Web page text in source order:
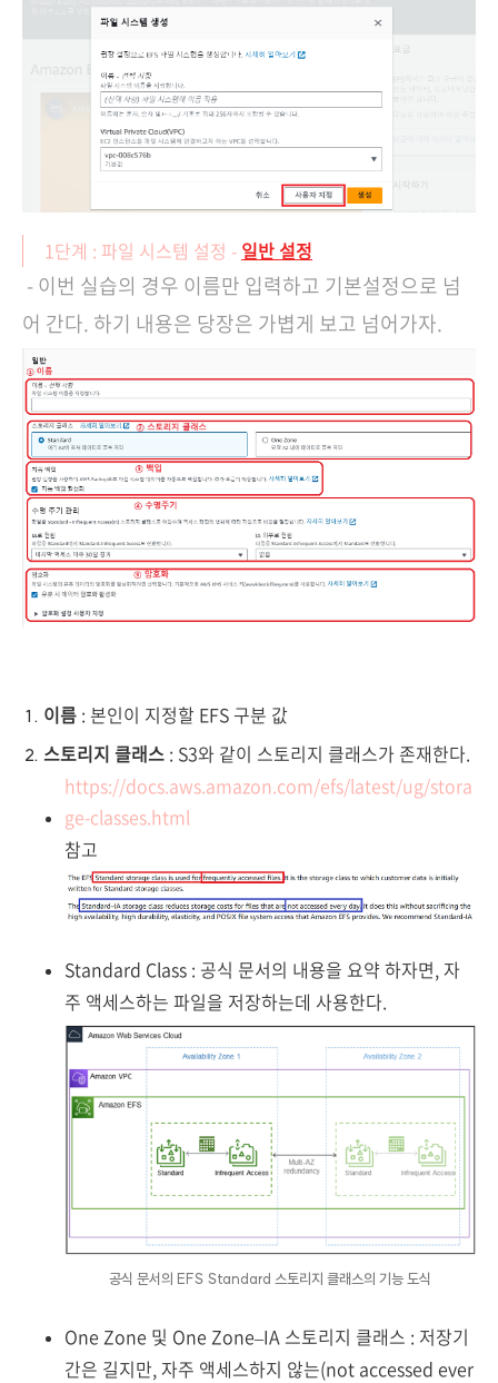
1단계 : 파일 시스템 설정 - 일반 설정
- 이번 실습의 경우 이름만 입력하고 기본설정으로 넘
어 간다. 하기 내용은 당장은 가볍게 보고 넘어가자.
이름 : 본인이 지정할 EFS 구분 값
스토리지 클래스 : S3와 같이 스토리지 클래스가 존재한다.
https://docs.aws.amazon.com/efs/latest/ug/stora
ge-classes.html
참고
Standard Class : 공식 문서의 내용을 요약 하자면, 자
주 액세스하는 파일을 저장하는데 사용한다.
공식 문서의 EFS Standard 스토리지 클래스의 기능 도식
One Zone 및 One Zone–IA 스토리지 클래스 : 저장기
간은 길지만, 자주 액세스하지 않는(not accessed ever